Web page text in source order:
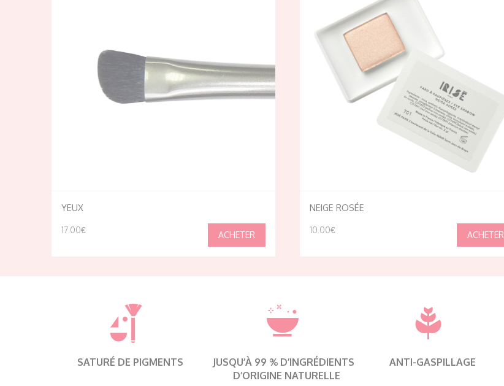
YEUX
17.00€
NEIGE ROSÉE
10.00€
SATURÉ DE PIGMENTS
JUSQU’À 99 % D’INGRÉDIENTS
D’ORIGINE NATURELLE
ANTI-GASPILLAGE